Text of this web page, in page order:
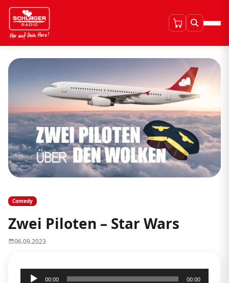
Comedy
Zwei Piloten – Star Wars
06.09.2023
Audio-
00:00 00:00